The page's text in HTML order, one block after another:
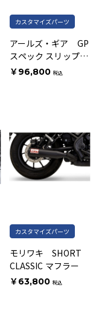
カスタマイズパーツ
アールズ・ギア GP
スペック スリップオ
ン Type S チタンポ
￥96,800 税込
カスタマイズパーツ
モリワキ SHORT
CLASSIC マフラー
￥63,800 税込